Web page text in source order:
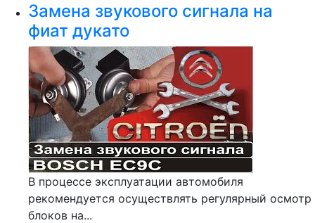
Замена звукового сигнала на
фиат дукато
В процессе эксплуатации автомобиля
рекомендуется осуществлять регулярный осмотр
блоков на...